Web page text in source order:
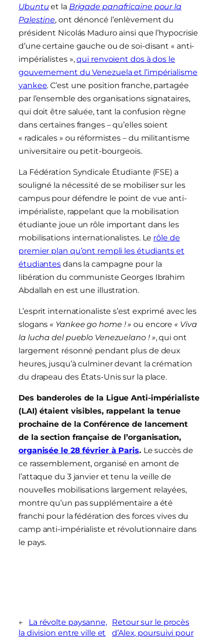
Ubuntu et la Brigade panafricaine pour la
Palestine, ont dénoncé l’enlèvement du
président Nicolás Maduro ainsi que l’hypocrisie
d’une certaine gauche ou de soi-disant « anti-
impérialistes »,qui renvoient dos à dos le
gouvernement du Venezuela et l’impérialisme
yankee. C’est une position franche, partagée
par l’ensemble des organisations signataires,
qui doit être saluée, tant la confusion règne
dans certaines franges – qu’elles soient
« radicales » ou réformistes – du militantisme
universitaire ou petit-bourgeois.
La Fédération Syndicale Étudiante (FSE) a
souligné la nécessité de se mobiliser sur les
campus pour défendre le point de vue anti-
impérialiste, rappelant que la mobilisation
étudiante joue un rôle important dans les
mobilisations internationalistes. Le rôle de
premier plan qu’ont rempli les étudiants et
étudiantes dans la campagne pour la
libération du communiste Georges Ibrahim
Abdallah en est une illustration.
L’esprit internationaliste s’est exprimé avec les
slogans « Yankee go home ! » ou encore « Viva
la lucha del pueblo Venezuelano ! », qui ont
largement résonné pendant plus de deux
heures, jusqu’à culminer devant la crémation
du drapeau des États-Unis sur la place.
Des banderoles de la Ligue Anti-impérialiste
(LAI) étaient visibles, rappelant la tenue
prochaine de la Conférence de lancement
de la section française de l’organisation,
organisée le 28 février à Paris. Le succès de
ce rassemblement, organisé en amont de
l’attaque du 3 janvier et tenu la veille de
nouvelles mobilisations largement relayées,
montre qu’un pas supplémentaire a été
franchi pour la fédération des forces vives du
camp anti-impérialiste et révolutionnaire dans
le pays.
←
La révolte paysanne,
la division entre ville et
Retour sur le procès
d’Alex, poursuivi pour